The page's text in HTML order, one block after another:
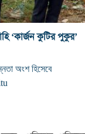
‘কার্জন কুটির পুকুর’
অংশ হিসেবে